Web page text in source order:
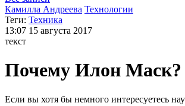
Камилла Андреева Технологии
Теги: Техника
13:07 15 августа 2017
текст
Почему Илон Маск?
Если вы хотя бы немного интересуетесь